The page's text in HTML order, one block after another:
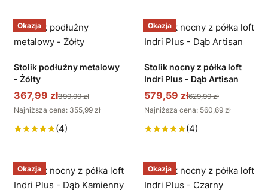
Okazja
Stolik podłużny metalowy
- Żółty
367,99 zł399,99 zł
Najniższa cena: 355,99 zł
(4)
Okazja
Stolik nocny z półka loft
Indri Plus - Dąb Artisan
579,59 zł629,99 zł
Najniższa cena: 560,69 zł
(4)
Okazja Okazja